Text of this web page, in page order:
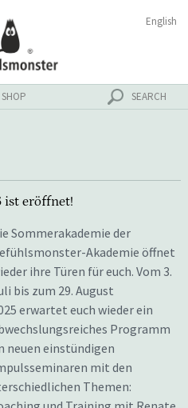
SHOP SEARCH
English
ist eröffnet!
Sommerakademie der
Akademie öffnet
ihre Türen für euch. Vom 3.
bis zum 29. August
erwartet euch wieder ein
Programm
neuen einstündigen
mit den
Themen: